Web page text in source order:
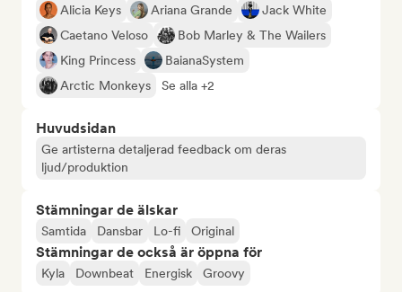
Alicia Keys Ariana Grande
Jack White
Caetano Veloso
Bob Marley & The Wailers
King Princess
BaianaSystem
Arctic Monkeys
Se alla +2
Huvudsidan
Ge artisterna detaljerad feedback om deras
ljud/produktion
Stämningar de älskar
Samtida Dansbar Lo-fi Original
Stämningar de också är öppna för
Kyla Downbeat Energisk Groovy